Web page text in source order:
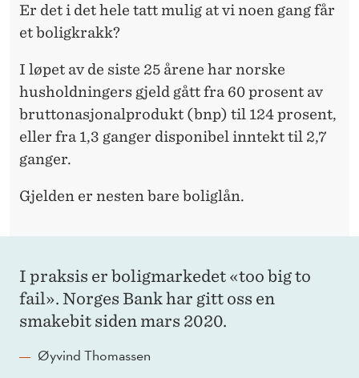
Er det i det hele tatt mulig at vi noen gang får
et boligkrakk?
I løpet av de siste 25 årene har norske
husholdningers gjeld gått fra 60 prosent av
bruttonasjonalprodukt (bnp) til 124 prosent,
eller fra 1,3 ganger disponibel inntekt til 2,7
ganger.
Gjelden er nesten bare boliglån.
I praksis er boligmarkedet «too big to
fail». Norges Bank har gitt oss en
smakebit siden mars 2020.
Øyvind Thomassen